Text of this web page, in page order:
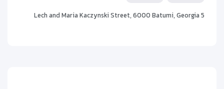
5 Lech and Maria Kaczynski Street, 6000 Batumi, Georgia